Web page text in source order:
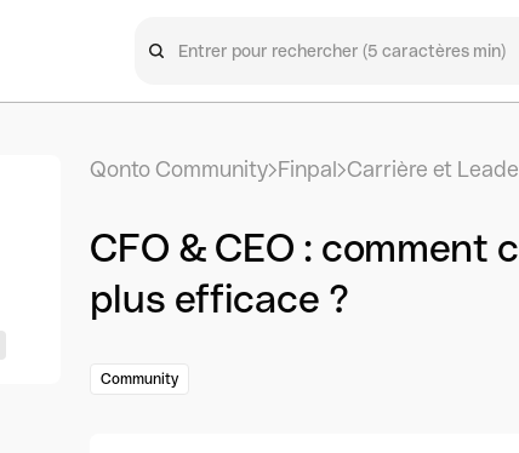
Qonto Community Finpal Carrière et
CFO & CEO : comment
plus efficace ?
Community